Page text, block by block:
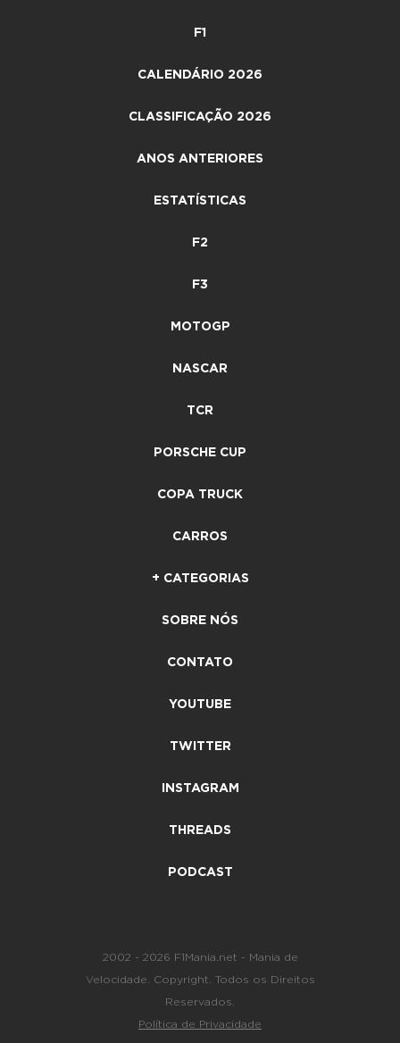
F1
CALENDÁRIO 2026
CLASSIFICAÇÃO 2026
ANOS ANTERIORES
ESTATÍSTICAS
F2
F3
MOTOGP
NASCAR
TCR
PORSCHE CUP
COPA TRUCK
CARROS
+ CATEGORIAS
SOBRE NÓS
CONTATO
YOUTUBE
TWITTER
INSTAGRAM
THREADS
PODCAST
2002 - 2026 F1Mania.net - Mania de
Velocidade. Copyright. Todos os Direitos
Reservados.
Política de Privacidade